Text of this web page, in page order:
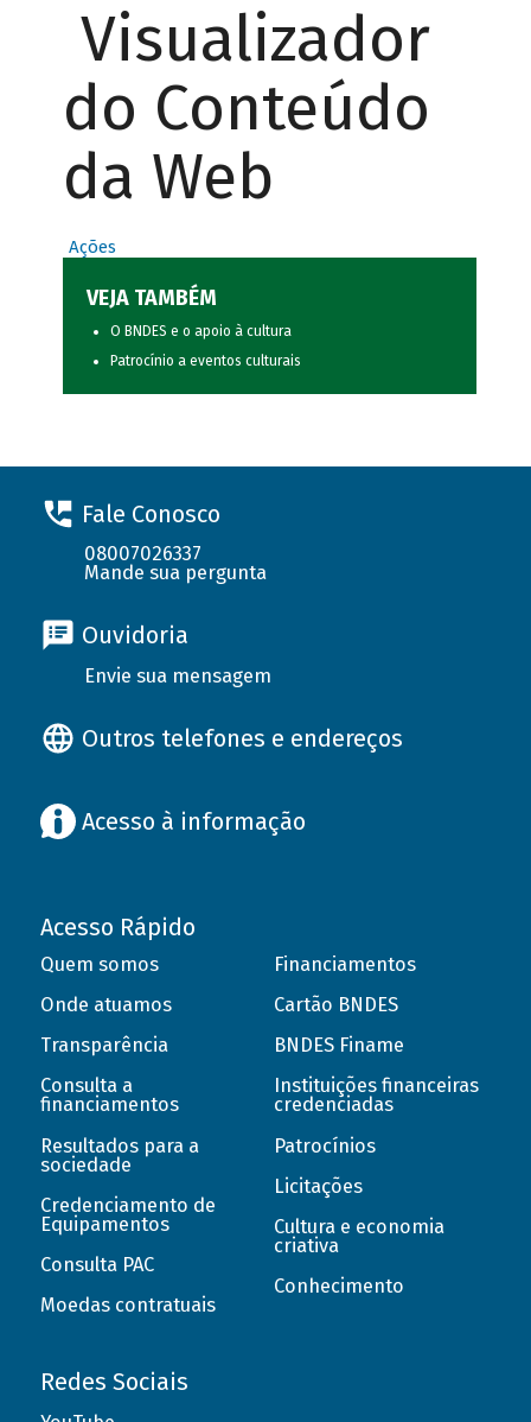
Visualizador
do Conteúdo
da Web
Ações
VEJA TAMBÉM
O BNDES e o apoio à cultura
Patrocínio a eventos culturais
Fale Conosco
08007026337
Mande sua pergunta
Ouvidoria
Envie sua mensagem
Outros telefones e endereços
Acesso à informação
Acesso Rápido
Quem somos
Onde atuamos
Transparência
Consulta a
financiamentos
Resultados para a
sociedade
Credenciamento de
Equipamentos
Consulta PAC
Moedas contratuais
Financiamentos
Cartão BNDES
BNDES Finame
Instituições financeiras
credenciadas
Patrocínios
Licitações
Cultura e economia
criativa
Conhecimento
Redes Sociais